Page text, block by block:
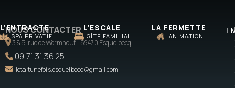
L'ENTRACTE
SPA PRIVATIF
L'ESCALE
GÎTE FAMILIAL
LA FERMETTE
ANIMATION
|
NOUS CONTACTER
3 & 5, rue de Wormhout - 59470 Esquelbecq
09 71 31 36 25
iletaitunefois.esquelbecq@gmail.com